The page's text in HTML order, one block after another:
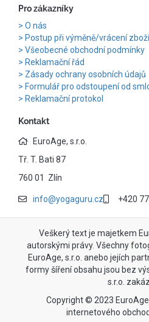
Pro zákazníky
O nás
Postup při výměně/vrácení zboží
Všeobecné obchodní podmínky
Reklamační řád
Zásady ochrany osobních údajů
Formulář pro odstoupení od
Reklamační protokol
Kontakt
EuroAge, s.r.o.
Tř. T. Bati 87
760 01 Zlín
info@yogaguru.cz +420
Veškerý text je majetkem
autorskými právy. Všechny
EuroAge, s.r.o. anebo jejích
formy šíření obsahu jsou bez
s.r.o.
Copyright © 2023
internetového